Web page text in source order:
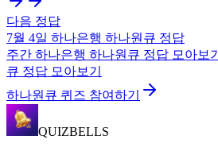
다음 정답
7월 4일 하나은행 하나원큐 정답
주간 하나은행 하나원큐 정답 모아보기
큐 정답 모아보기
하나원큐 퀴즈 참여하기
QUIZBELLS